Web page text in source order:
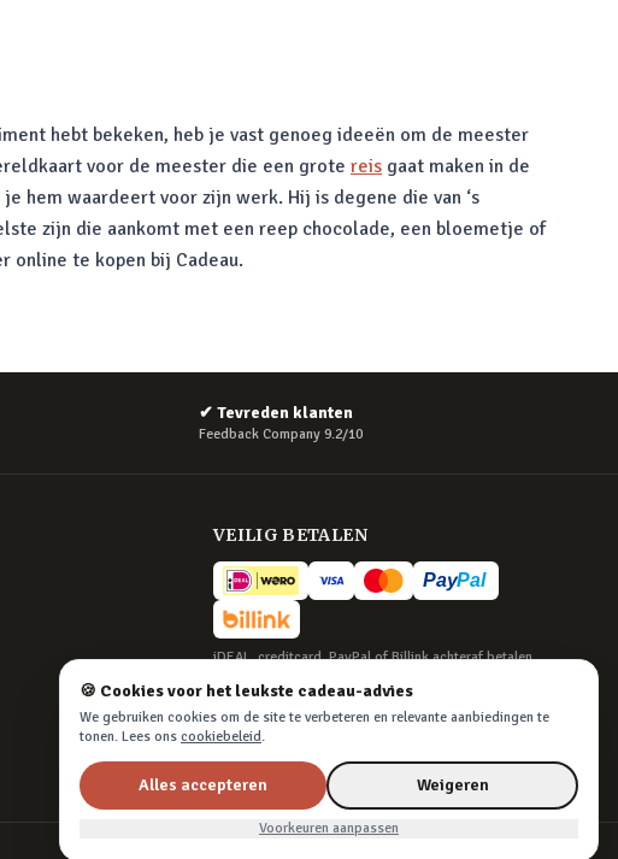
hebt bekeken, heb je vast genoeg ideeën om de meester
voor de meester die een grote reis gaat maken in de
hem waardeert voor zijn werk. Hij is degene die van ‘s
zijn die aankomt met een reep chocolade, een bloemetje of
online te kopen bij Cadeau.
✔ Tevreden klanten
Feedback Company 9.2/10
VEILIG BETALEN
iDEAL, creditcard, PayPal of Billink achteraf betalen
BEZORGING
Voor 22:45 besteld, morgen in huis. Tot 365
dagen retourneren.
🍪 Cookies voor het leukste cadeau-advies
We gebruiken cookies om de site te verbeteren en relevante aanbiedingen te
tonen. Lees ons cookiebeleid.
Alles accepteren Weigeren
Voorkeuren aanpassen